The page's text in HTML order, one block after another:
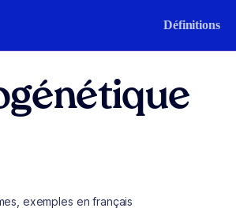
Définitions
exemples en français